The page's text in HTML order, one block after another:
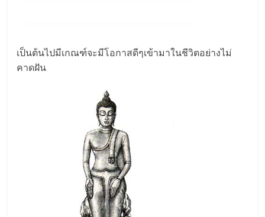
เป็นต้นไปมีเกณฑ์จะมีโอกาสดีๆเข้ามาในชีวิตอย่างไม่
คาดฝัน